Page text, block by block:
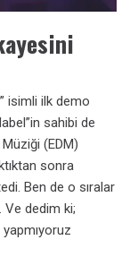
isimli ilk demo
sahibi de
(EDM)
sonra
Ben de o sıralar
dedim ki;